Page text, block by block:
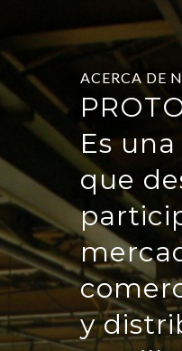
ACERCA DE
Es
que
y